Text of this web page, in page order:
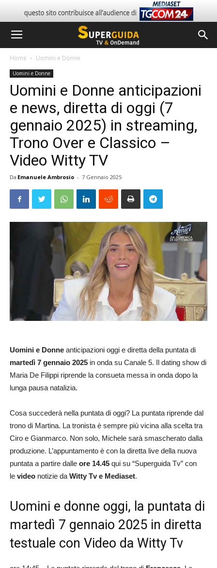
Home Uomini e Donne
Uomini e Donne
Uomini e Donne anticipazioni
e news, diretta di oggi (7
gennaio 2025) in streaming,
Trono Over e Classico –
Video Witty TV
Da Emanuele Ambrosio - 7 Gennaio 2025
Uomini e Donne anticipazioni oggi e diretta della puntata di
martedì 7 gennaio 2025 in onda su Canale 5. Il dating show di
Maria De Filippi riprende la consueta messa in onda dopo la
lunga pausa natalizia.
Cosa succederà nella puntata di oggi? La puntata riprende dal
trono di Martina. La tronista è sempre più vicina alla scelta tra
Ciro e Gianmarco. Non solo, Michele sarà smascherato dalla
produzione. L’appuntamento è con la diretta live della nuova
puntata a partire dalle ore 14.45 qui su “Superguida Tv” con
le video notizie da Witty Tv e Mediaset.
Uomini e donne oggi, la puntata di
martedì 7 gennaio 2025 in diretta
testuale con Video da Witty Tv